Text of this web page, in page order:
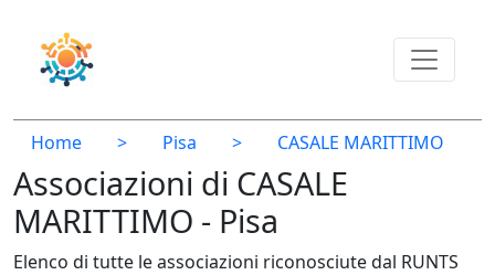
Home > Pisa > CASALE MARITTIMO
Associazioni di CASALE
MARITTIMO - Pisa
Elenco di tutte le associazioni riconosciute dal RUNTS